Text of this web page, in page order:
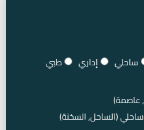
ساحلي إداري طبي
عاصمة)
ساحلي (الساحل, السخنة)